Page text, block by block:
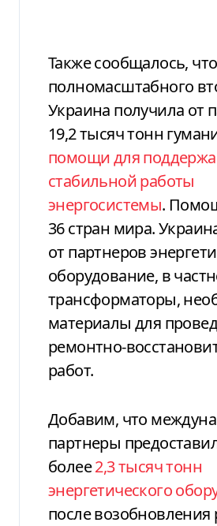
Также сообщалось,
полномасштабного
Украина получила от
19,2 тысяч тонн
помощи для
стабильной работы
энергосистемы.
36 стран мира.
от партнеров
оборудование, в
трансформаторы,
материалы для
ремонтно-
работ.
Добавим, что
партнеры
более2,3 тысяч тонн
энергетического
после возобновления